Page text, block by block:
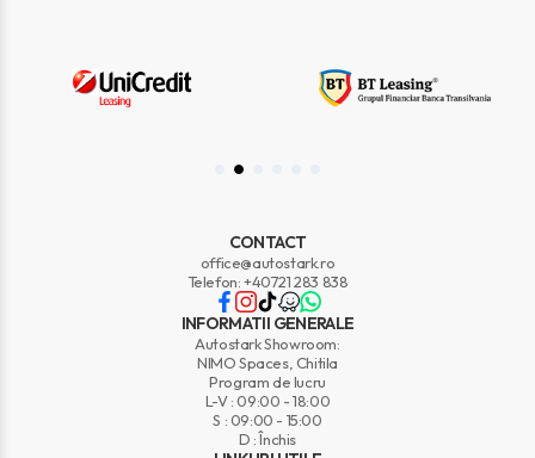
CONTACT
office@autostark.ro
Telefon: +40721 283 838
INFORMATII GENERALE
Autostark Showroom:
NIMO Spaces, Chitila
Program de lucru
L-V : 09:00 - 18:00
S : 09:00 - 15:00
D : Închis